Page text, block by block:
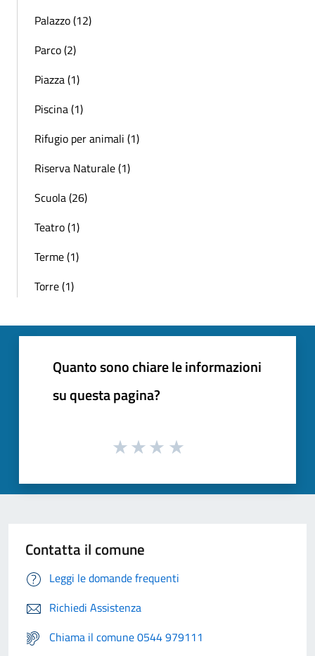
Palazzo (12)
Parco (2)
Piazza (1)
Piscina (1)
Rifugio per animali (1)
Riserva Naturale (1)
Scuola (26)
Teatro (1)
Terme (1)
Torre (1)
Quanto sono chiare le informazioni
su questa pagina?
Contatta il comune
Leggi le domande frequenti
Richiedi Assistenza
Chiama il comune 0544 979111